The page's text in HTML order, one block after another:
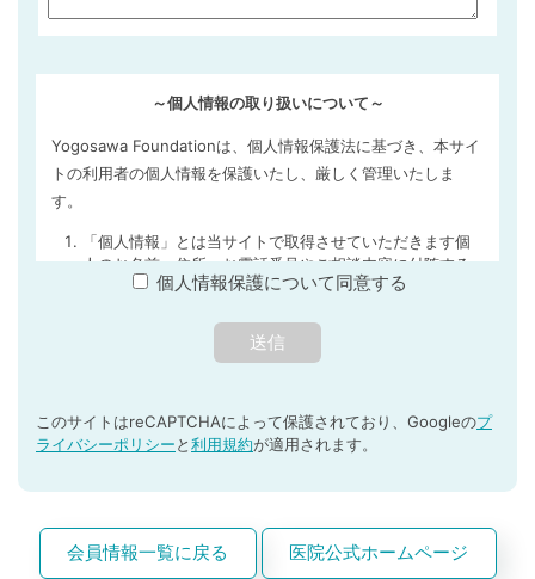
～個人情報の取り扱いについて～
Yogosawa Foundationは、個人情報保護法に基づき、本サイ
トの利用者の個人情報を保護いたし、厳しく管理いたしま
す。
「個人情報」とは当サイトで取得させていただきます個
人のお名前、住所、お電話番号やご相談内容に付随する
個人を特定する情報を指します。
個人情報を収集・利用する目的について
当サイトでは、利用者の同意のもと、氏名、メールアド
提供のためにのみ利用させていただきます。
個人情報の第三者提供について
１）法令に基づき開示を求められた場合
２）国の機関又は地方公共団体が法令の定める業務を遂
個人情報保護について同意する
このサイトはreCAPTCHAによって保護されており、Googleのプ
ライバシーポリシーと利用規約が適用されます。
会員情報一覧に戻る 医院公式ホームページ